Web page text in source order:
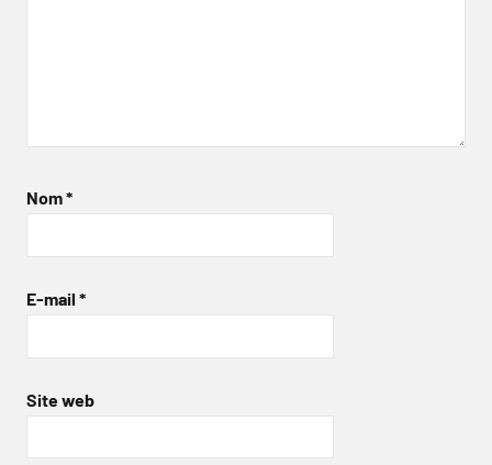
Nom*
E-mail *
Site web